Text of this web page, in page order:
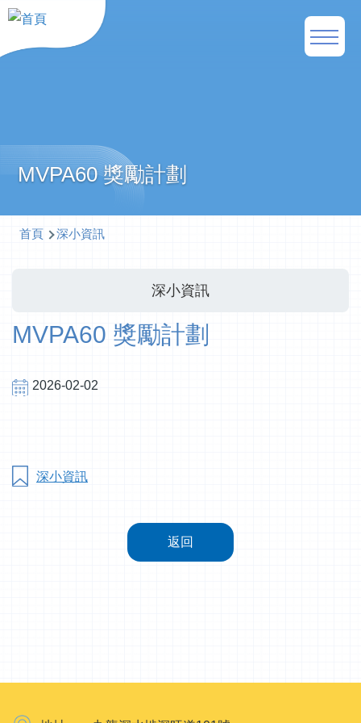
移至主內容
Main
MVPA60 獎勵計劃
導
結
首頁 深小資訊
深小資訊
MVPA60 獎勵計劃
2026-02-02
深小資訊
返回